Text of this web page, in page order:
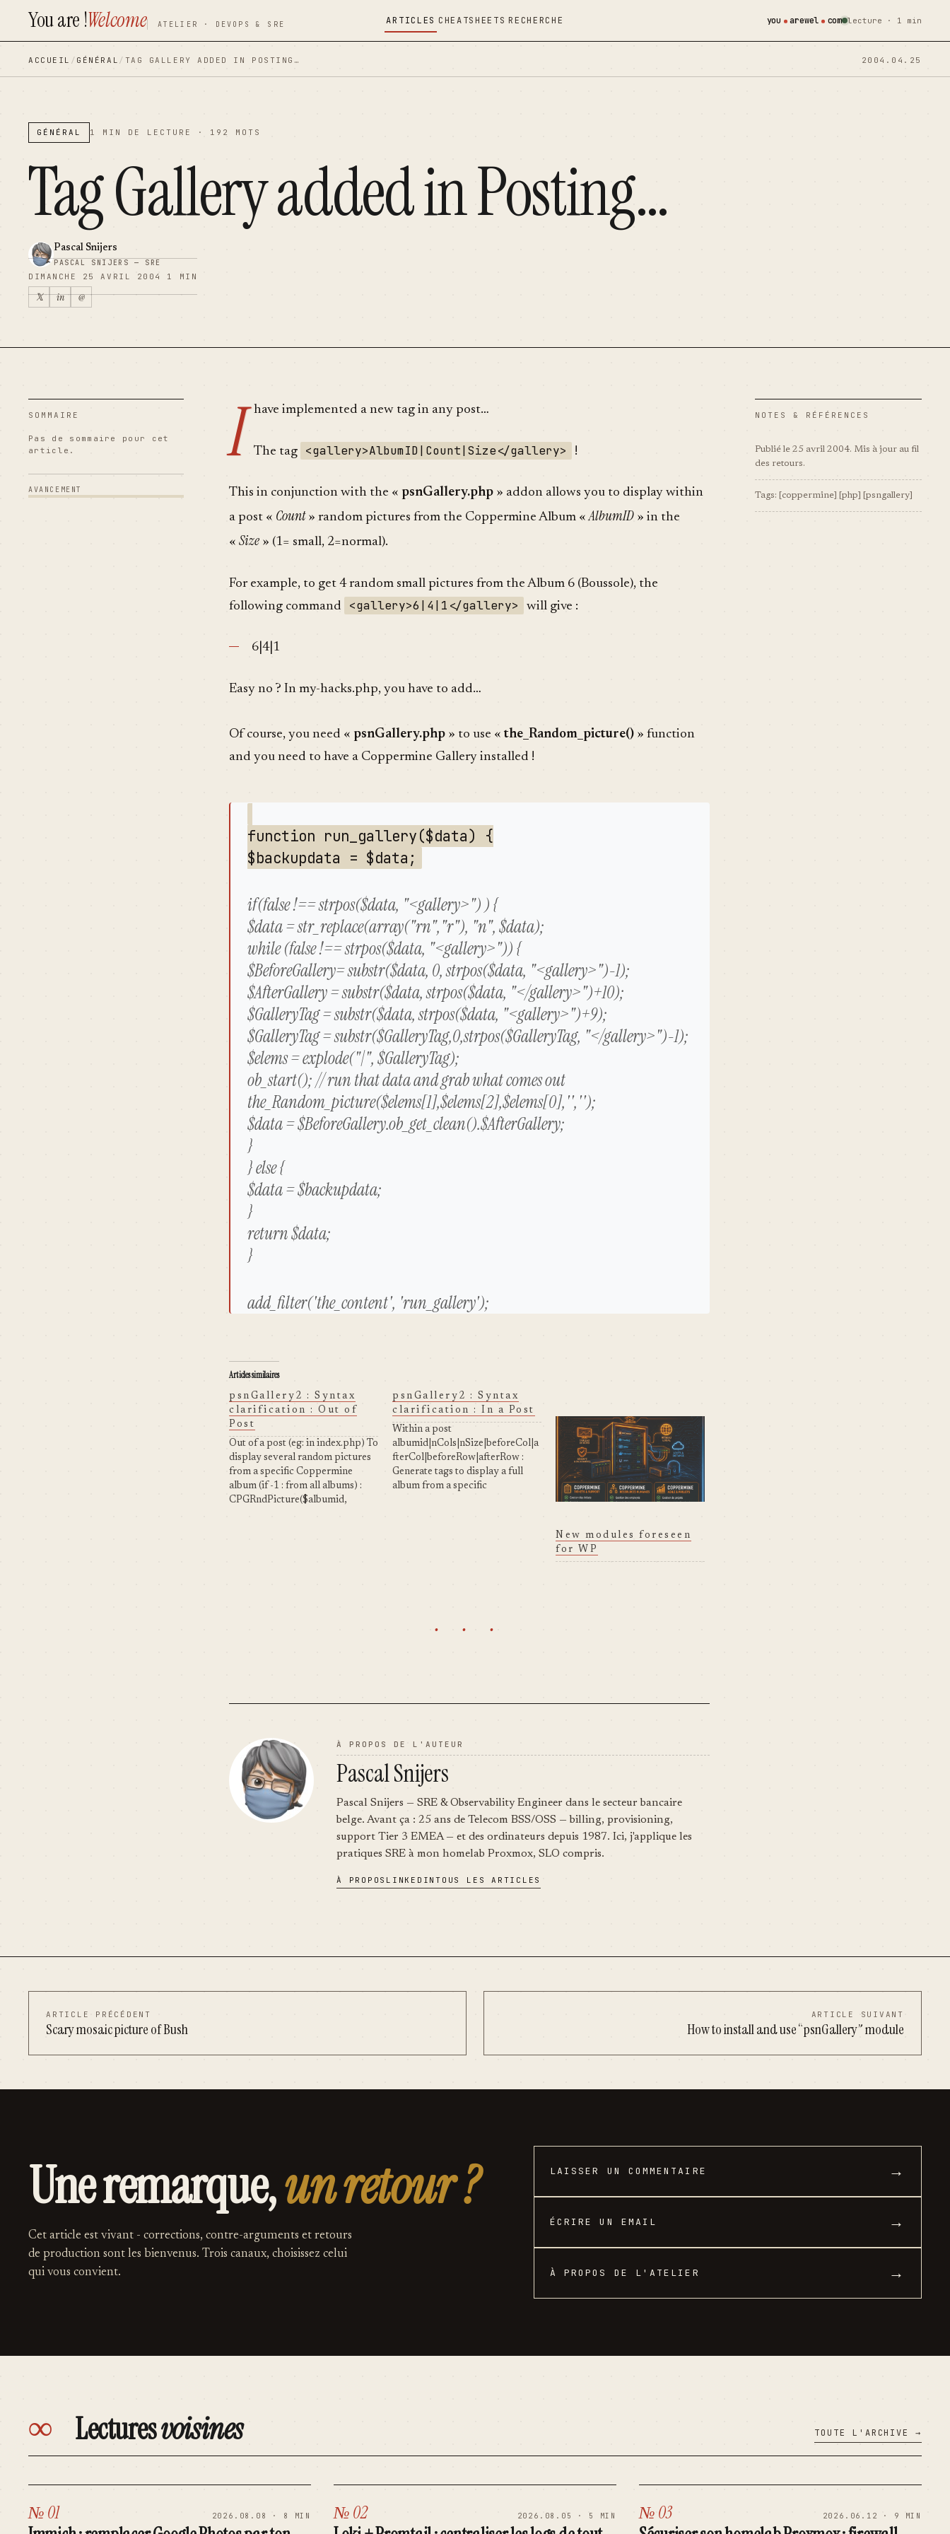
contenu
principal
contenu
principal
You are !Welcome ATELIER · DEVOPS & SRE ARTICLES CHEATSHEETS RECHERCHE you arewel com lecture · 1 min
ACCUEIL / GÉNÉRAL / TAG GALLERY ADDED IN POSTING… 2004.04.25
GÉNÉRAL 1 MIN DE LECTURE · 192 MOTS
Tag Gallery added in Posting…
Pascal Snijers
PASCAL SNIJERS — SRE
DIMANCHE 25 AVRIL 2004 1 MIN
𝕏 in @
SOMMAIRE
Pas de sommaire pour cet
article.
AVANCEMENT
I have implemented a new tag in any post…
The tag <gallery>AlbumID|Count|Size</gallery> !
This in conjunction with the « psnGallery.php » addon allows you to display within
a post « Count» random pictures from the Coppermine Album «AlbumID » in the
« Size » (1= small, 2=normal).
For example, to get 4 random small pictures from the Album 6 (Boussole), the
following command
<gallery>6|4|1</gallery> will give :
6|4|1
Easy no ? In my-hacks.php, you have to add…
Of course, you need « psnGallery.php » to use « the_Random_picture() » function
and you need to have a Coppermine Gallery installed !
function run_gallery($data) {
$backupdata = $data;
if(false !== strpos($data, "<gallery>") ) {
$data = str_replace(array("rn","r"), "n", $data);
while (false !== strpos($data, "<gallery>")) {
$BeforeGallery= substr($data, 0, strpos($data, "<gallery>")-1);
$AfterGallery = substr($data, strpos($data, "</gallery>")+10);
$GalleryTag = substr($data, strpos($data, "<gallery>")+9);
$GalleryTag = substr($GalleryTag,0,strpos($GalleryTag, "</gallery>")-1);
$elems = explode("|", $GalleryTag);
ob_start(); // run that data and grab what comes out
the_Random_picture($elems[1],$elems[2],$elems[0],'','');
$data = $BeforeGallery.ob_get_clean().$AfterGallery;
}
} else {
$data = $backupdata;
}
return $data;
}
add_filter('the_content', 'run_gallery');
Articles similaires
psnGallery2 : Syntax
clarification : Out of
Post
Out of a post (eg: in index.php) To
display several random pictures
from a specific Coppermine
album (if -1 : from all albums) :
CPGRndPicture($albumid,
psnGallery2 : Syntax
clarification : In a Post
Within a post
albumid|nCols|nSize|beforeCol|a
fterCol|beforeRow|afterRow :
Generate tags to display a full
album from a specific
New modules foreseen
for WP
· · ·
À PROPOS DE L'AUTEUR
Pascal Snijers
Pascal Snijers — SRE & Observability Engineer dans le secteur bancaire
belge. Avant ça : 25 ans de Telecom BSS/OSS — billing, provisioning,
support Tier 3 EMEA — et des ordinateurs depuis 1987. Ici, j'applique les
pratiques SRE à mon homelab Proxmox, SLO compris.
À PROPOS LINKEDINTOUS LES ARTICLES
NOTES & RÉFÉRENCES
Publié le 25 avril 2004. Mis à jour au fil
des retours.
Tags: [coppermine] [php] [psngallery]
ARTICLE PRÉCÉDENT
Scary mosaic picture of Bush
ARTICLE SUIVANT
How to install and use “psnGallery” module
Une remarque,un retour ?
Cet article est vivant - corrections, contre-arguments et retours
de production sont les bienvenus. Trois canaux, choisissez celui
qui vous convient.
LAISSER UN COMMENTAIRE →
ÉCRIRE UN EMAIL →
À PROPOS DE L'ATELIER →
∞ Lecturesvoisines TOUTE L'ARCHIVE →
№ 01 2026.08.08 · 8 MIN № 02 2026.08.05 · 5 MIN № 03 2026.06.12 · 9 MIN